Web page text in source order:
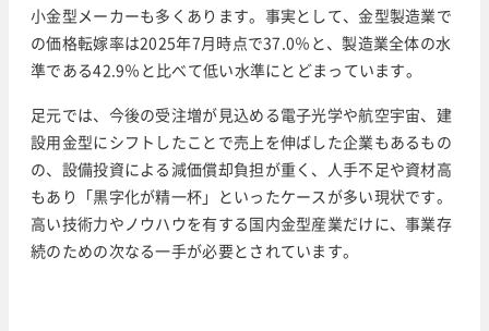
小金型メーカーも多くあります。事実として、金型製造業で
の価格転嫁率は2025年7月時点で37.0％と、製造業全体の水
準である42.9％と比べて低い水準にとどまっています。
足元では、今後の受注増が見込める電子光学や航空宇宙、建
設用金型にシフトしたことで売上を伸ばした企業もあるもの
の、設備投資による減価償却負担が重く、人手不足や資材高
もあり「黒字化が精一杯」といったケースが多い現状です。
高い技術力やノウハウを有する国内金型産業だけに、事業存
続のための次なる一手が必要とされています。